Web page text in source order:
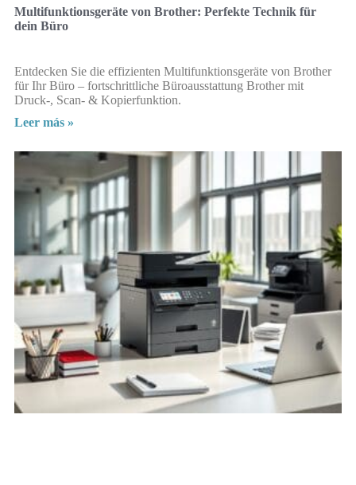
Multifunktionsgeräte von Brother: Perfekte Technik für
dein Büro
Entdecken Sie die effizienten Multifunktionsgeräte von Brother
für Ihr Büro – fortschrittliche Büroausstattung Brother mit
Druck-, Scan- & Kopierfunktion.
Leer más »